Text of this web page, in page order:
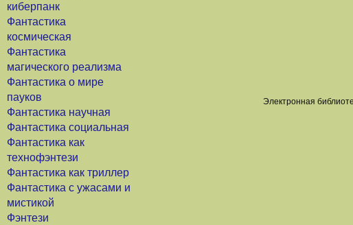
киберпанк
Фантастика
космическая
Фантастика
магического реализма
Фантастика о мире
пауков
Фантастика научная
Фантастика социальная
Фантастика как
технофэнтези
Фантастика как триллер
Фантастика с ужасами и
мистикой
Фэнтези
Электронная